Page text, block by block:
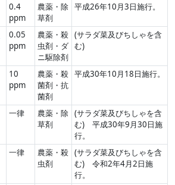
0.4
ppm
農薬・除
草剤
平成26年10月3日施行。
0.05
ppm
農薬・殺
虫剤・ダ
ニ駆除剤
(サラダ菜及びちしゃを含
む)
10
ppm
農薬・殺
菌剤・抗
菌剤
平成30年10月18日施行。
一律
農薬・除
草剤
(サラダ菜及びちしゃを含
む) 平成30年9月30日施
行。
一律
農薬・殺
虫剤
(サラダ菜及びちしゃを含
む) 令和2年4月2日施
行。